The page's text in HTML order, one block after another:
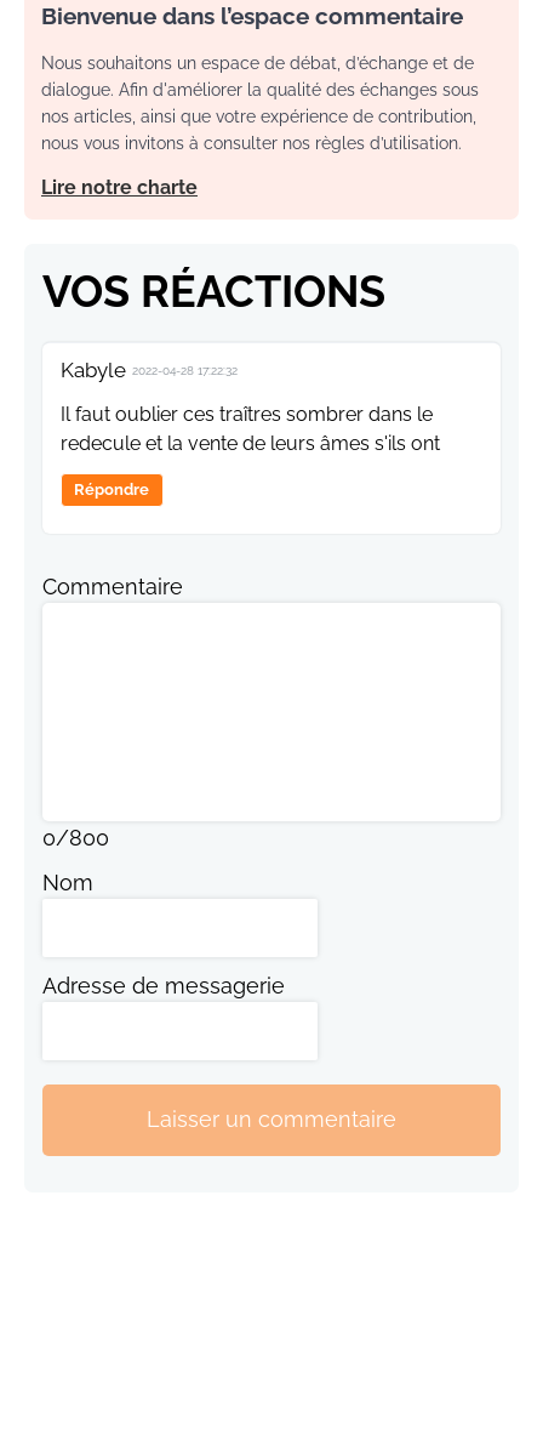
Bienvenue dans l’espace commentaire
Nous souhaitons un espace de débat, d’échange et de
dialogue. Afin d'améliorer la qualité des échanges sous
nos articles, ainsi que votre expérience de contribution,
nous vous invitons à consulter nos règles d’utilisation.
Lire notre charte
VOS RÉACTIONS
Kabyle 2022-04-28 17:22:32
Il faut oublier ces traîtres sombrer dans le
redecule et la vente de leurs âmes s'ils ont
Répondre
Commentaire
0/800
Nom
Adresse de messagerie
Laisser un commentaire